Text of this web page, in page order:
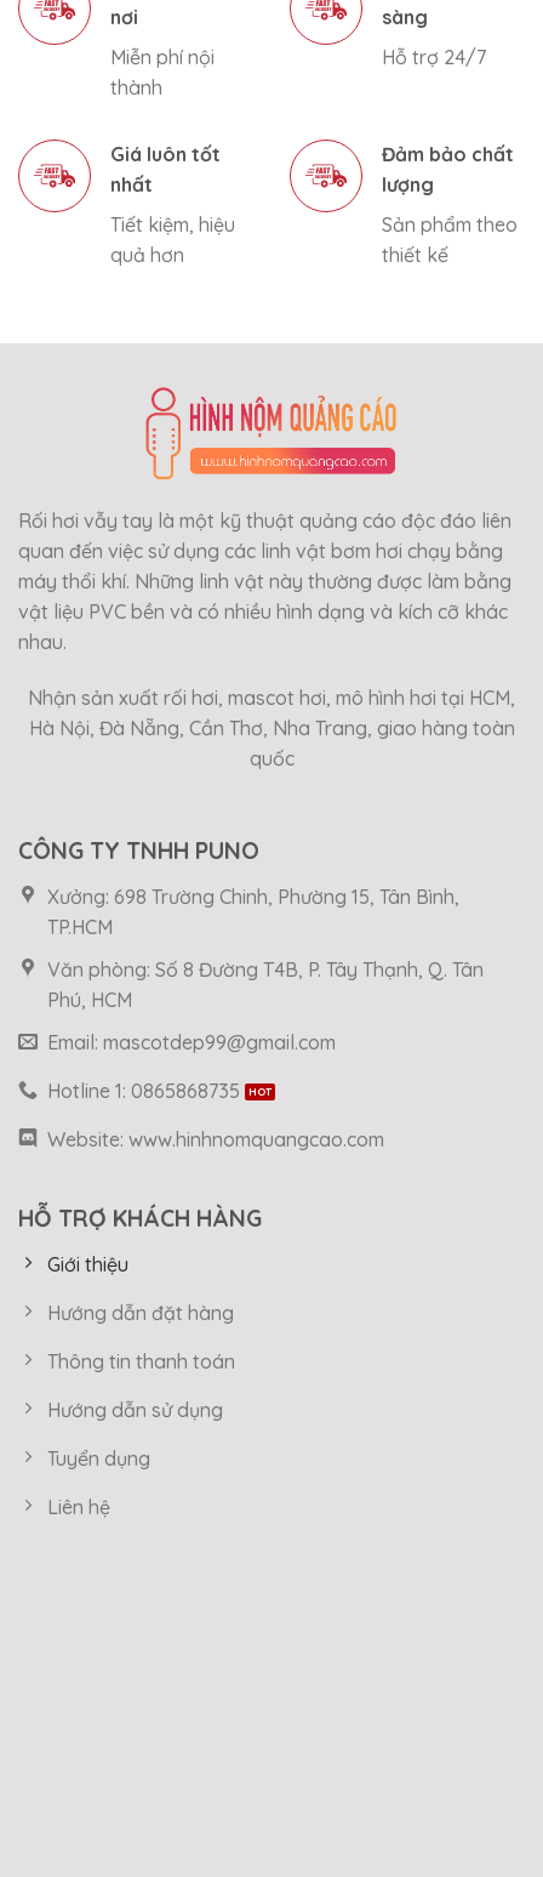
nơi
Miễn phí nội
thành
sàng
Hỗ trợ 24/7
Giá luôn tốt
nhất
Tiết kiệm, hiệu
quả hơn
Đảm bảo chất
lượng
Sản phẩm theo
thiết kế
Rối hơi vẫy tay là một kỹ thuật quảng cáo độc đáo liên
quan đến việc sử dụng các linh vật bơm hơi chạy bằng
máy thổi khí. Những linh vật này thường được làm bằng
vật liệu PVC bền và có nhiều hình dạng và kích cỡ khác
nhau.
Nhận sản xuất rối hơi, mascot hơi, mô hình hơi tại HCM,
Hà Nội, Đà Nẵng, Cần Thơ, Nha Trang, giao hàng toàn
quốc
CÔNG TY TNHH PUNO
Xưởng: 698 Trường Chinh, Phường 15, Tân Bình,
TP.HCM
Văn phòng: Số 8 Đường T4B, P. Tây Thạnh, Q. Tân
Phú, HCM
Email: mascotdep99@gmail.com
Hotline 1: 0865868735
Website: www.hinhnomquangcao.com
HỖ TRỢ KHÁCH HÀNG
Giới thiệu
Hướng dẫn đặt hàng
Thông tin thanh toán
Hướng dẫn sử dụng
Tuyển dụng
Liên hệ